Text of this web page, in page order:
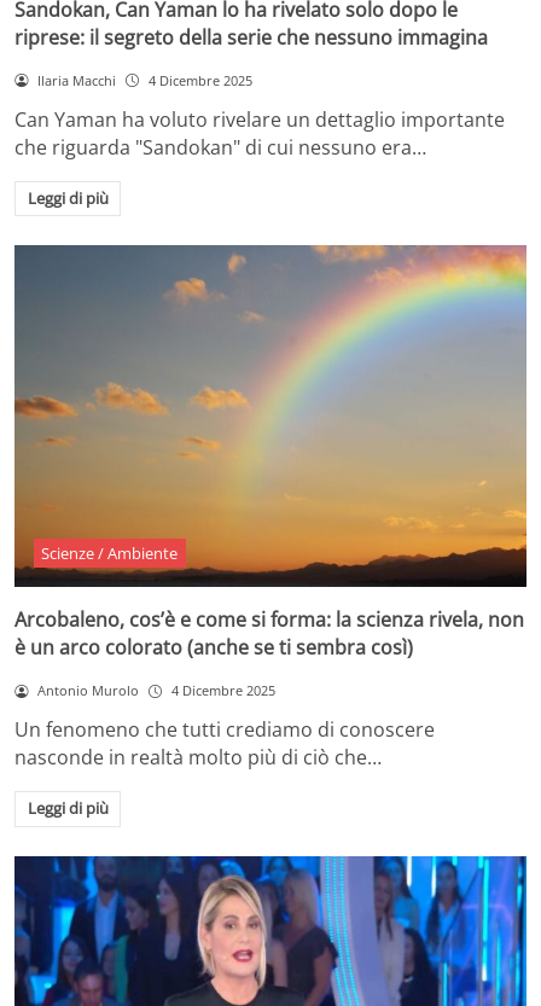
Sandokan, Can Yaman lo ha rivelato solo dopo le
riprese: il segreto della serie che nessuno immagina
Ilaria Macchi 4 Dicembre 2025
Can Yaman ha voluto rivelare un dettaglio importante
che riguarda "Sandokan" di cui nessuno era…
Leggi di più
Scienze / Ambiente
Arcobaleno, cos’è e come si forma: la scienza rivela, non
è un arco colorato (anche se ti sembra così)
Antonio Murolo 4 Dicembre 2025
Un fenomeno che tutti crediamo di conoscere
nasconde in realtà molto più di ciò che…
Leggi di più